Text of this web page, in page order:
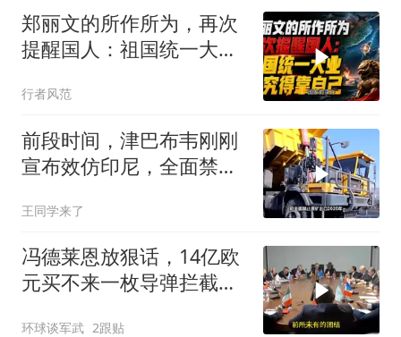
郑丽文的所作所为，再次
提醒国人：祖国统一大
行者风范
前段时间，津巴布韦刚刚
宣布效仿印尼，全面禁止
王同学来了
冯德莱恩放狠话，14亿欧
元买不来一枚导弹拦截！
环球谈军武 2跟贴